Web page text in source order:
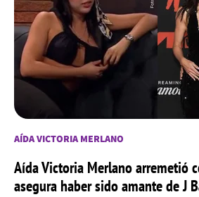
AÍDA VICTORIA MERLANO
Aída Victoria Merlano arremetió
asegura haber sido amante de J